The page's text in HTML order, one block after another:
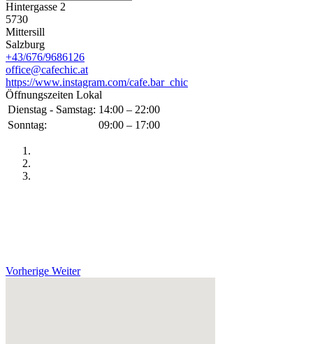
Hintergasse 2
5730
Mittersill
Salzburg
+43/676/9686126
office@cafechic.at
https://www.instagram.com/cafe.bar_chic
Öffnungszeiten Lokal
Dienstag - Samstag: 14:00 – 22:00
Sonntag:
09:00 – 17:00
Vorherige Weiter